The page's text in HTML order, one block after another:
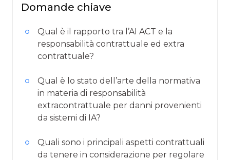
Domande chiave
Qual è il rapporto tra l’AI ACT e la
responsabilità contrattuale ed extra
contrattuale?
Qual è lo stato dell’arte della normativa
in materia di responsabilità
extracontrattuale per danni provenienti
da sistemi di IA?
Quali sono i principali aspetti contrattuali
da tenere in considerazione per regolare